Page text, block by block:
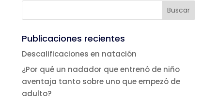
Publicaciones recientes
Descalificaciones en natación
¿Por qué un nadador que entrenó de niño
aventaja tanto sobre uno que empezó de
adulto?